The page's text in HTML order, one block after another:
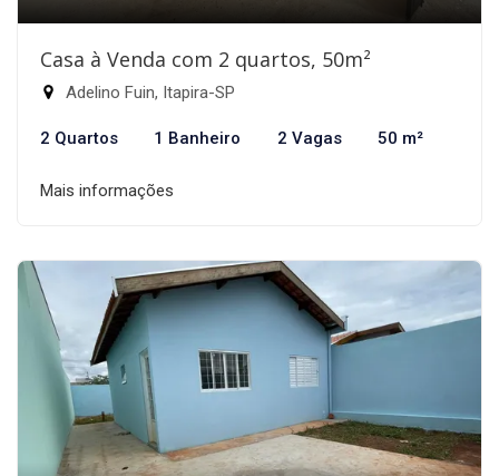
Casa à Venda com 2 quartos, 50m²
Adelino Fuin, Itapira-SP
2 Quartos 1 Banheiro 2 Vagas 50 m²
Mais informações